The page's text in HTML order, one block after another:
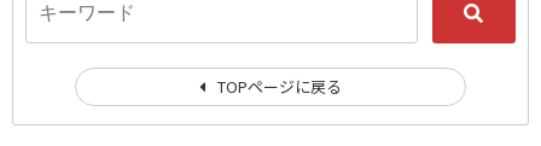
TOPページに戻る